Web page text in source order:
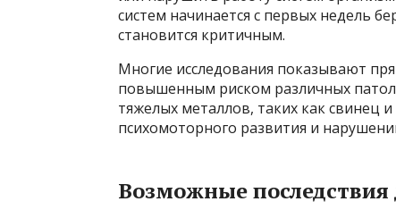
систем начинается с первых недель
становится критичным.
Многие исследования показывают
повышенным риском различных
тяжелых металлов, таких как свинец
психомоторного развития и
Возможные